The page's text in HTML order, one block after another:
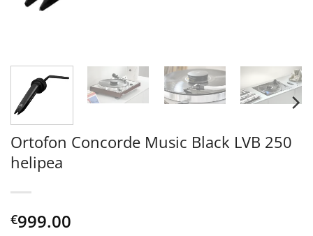
Ortofon Concorde Music Black LVB 250
helipea
€999.00